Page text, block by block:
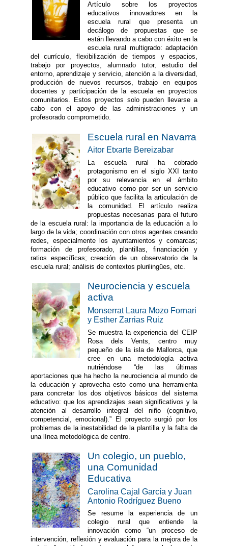
Artículo sobre los proyectos
educativos innovadores en la
escuela rural que presenta un
decálogo de propuestas que se
están llevando a cabo con éxito en la
escuela rural multigrado: adaptación
del currículo, flexibilización de tiempos y espacios,
trabajo por proyectos, alumnado tutor, estudio del
entorno, aprendizaje y servicio, atención a la diversidad,
producción de nuevos recursos, trabajo en equipos
docentes y participación de la escuela en proyectos
comunitarios. Estos proyectos solo pueden llevarse a
cabo con el apoyo de las administraciones y un
profesorado comprometido.
Escuela rural en Navarra
Aitor Etxarte Bereizabar
La escuela rural ha cobrado
protagonismo en el siglo XXI tanto
por su relevancia en el ámbito
educativo como por ser un servicio
público que facilita la articulación de
la comunidad. El artículo realiza
propuestas necesarias para el futuro
de la escuela rural: la importancia de la educación a lo
largo de la vida; coordinación con otros agentes creando
redes, especialmente los ayuntamientos y comarcas;
formación de profesorado, plantillas, financiación y
ratios específicas; creación de un observatorio de la
escuela rural; análisis de contextos plurilingües, etc.
Neurociencia y escuela
activa
Monserrat Laura Mozo Fornari
y Esther Zarrias Ruiz
Se muestra la experiencia del CEIP
Rosa dels Vents, centro muy
pequeño de la isla de Mallorca, que
cree en una metodología activa
nutriéndose “de las últimas
aportaciones que ha hecho la neurociencia al mundo de
la educación y aprovecha esto como una herramienta
para concretar los dos objetivos básicos del sistema
educativo: que los aprendizajes sean significativos y la
atención al desarrollo integral del niño (cognitivo,
competencial, emocional).” El proyecto surgió por los
problemas de la inestabilidad de la plantilla y la falta de
una línea metodológica de centro.
Un colegio, un pueblo,
una Comunidad
Educativa
Carolina Cajal García y Juan
Antonio Rodríguez Bueno
Se resume la experiencia de un
colegio rural que entiende la
innovación como “un proceso de
intervención, reflexión y evaluación para la mejora de la